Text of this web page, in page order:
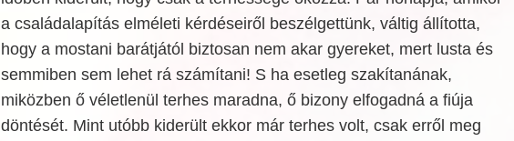
a családalapítás elméleti kérdéseiről beszélgettünk, váltig állította,
hogy a mostani barátjától biztosan nem akar gyereket, mert lusta és
semmiben sem lehet rá számítani! S ha esetleg szakítanának,
miközben ő véletlenül terhes maradna, ő bizony elfogadná a fiúja
döntését. Mint utóbb kiderült ekkor már terhes volt, csak erről meg